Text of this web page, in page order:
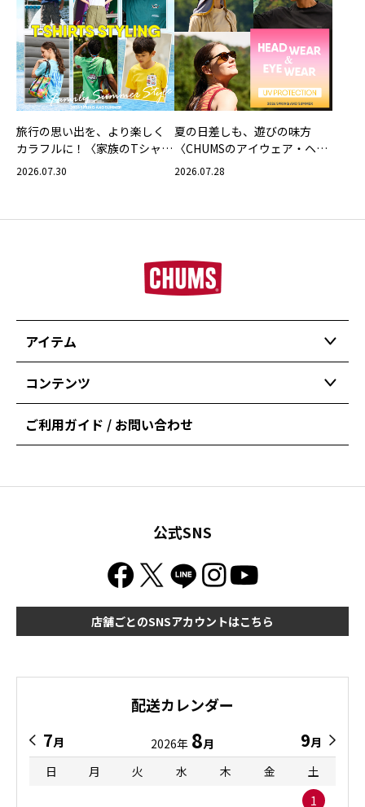
旅行の思い出を、より楽しく
カラフルに！〈家族のTシャツ
スタイリング特集〉
2026.07.30
夏の日差しも、遊びの味方
〈CHUMSのアイウェア・ヘッ
ドウェア〉
2026.07.28
アイテム
コンテンツ
ご利用ガイド / お問い合わせ
公式SNS
店舗ごとのSNSアカウントはこちら
配送カレンダー
7月 2026年 8月 9月
日
月 火 水 木 金
土
1